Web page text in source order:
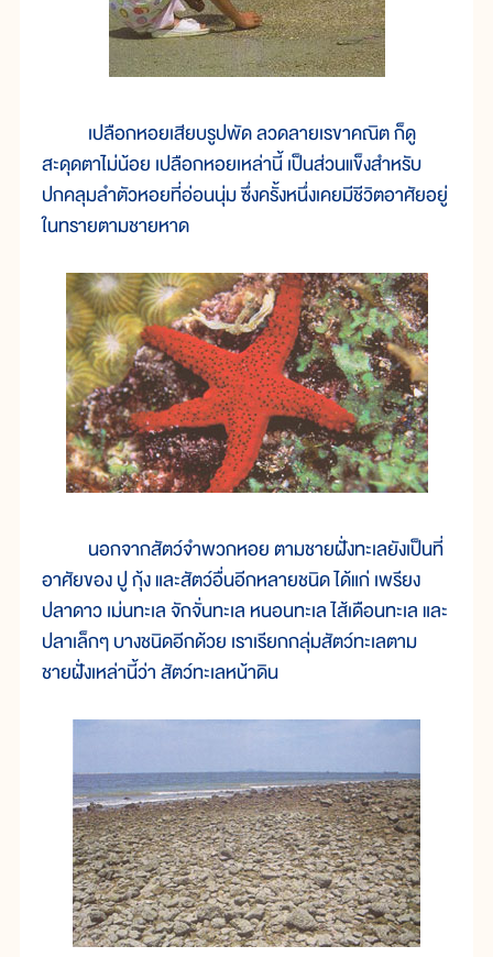
เปลือกหอยเสียบรูปพัด ลวดลายเรขาคณิต ก็ดู
สะดุดตาไม่น้อย เปลือกหอยเหล่านี้ เป็นส่วนแข็งสำหรับ
ปกคลุมลำตัวหอยที่อ่อนนุ่ม ซึ่งครั้งหนึ่งเคยมีชีวิตอาศัยอยู่
ในทรายตามชายหาด
นอกจากสัตว์จำพวกหอย ตามชายฝั่งทะเลยังเป็นที่
อาศัยของ ปู กุ้ง และสัตว์อื่นอีกหลายชนิด ได้แก่ เพรียง
ปลาดาว เม่นทะเล จักจั่นทะเล หนอนทะเล ไส้เดือนทะเล และ
ปลาเล็กๆ บางชนิดอีกด้วย เราเรียกกลุ่มสัตว์ทะเลตาม
ชายฝั่งเหล่านี้ว่า สัตว์ทะเลหน้าดิน